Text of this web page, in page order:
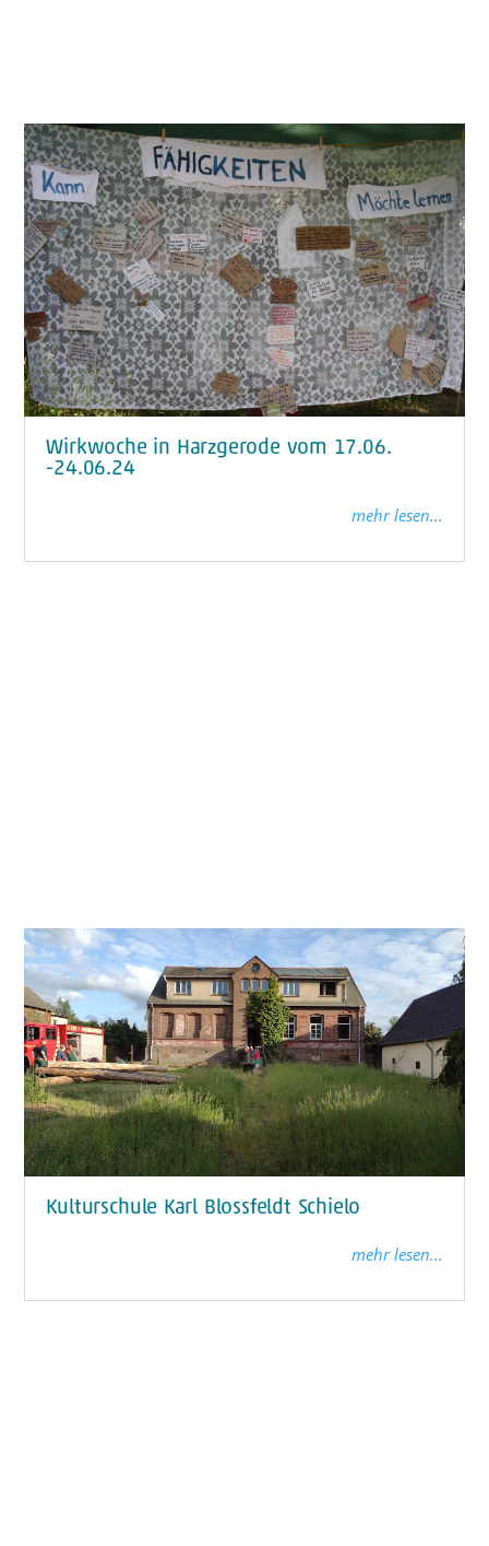
Wirkwoche in Harzgerode vom 17.06.
-24.06.24
mehr lesen...
Kulturschule Karl Blossfeldt Schielo
mehr lesen...